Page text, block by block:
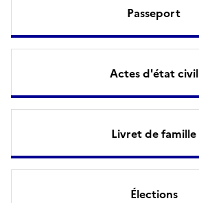
Passeport
Actes d'état civil
Livret de famille
Élections